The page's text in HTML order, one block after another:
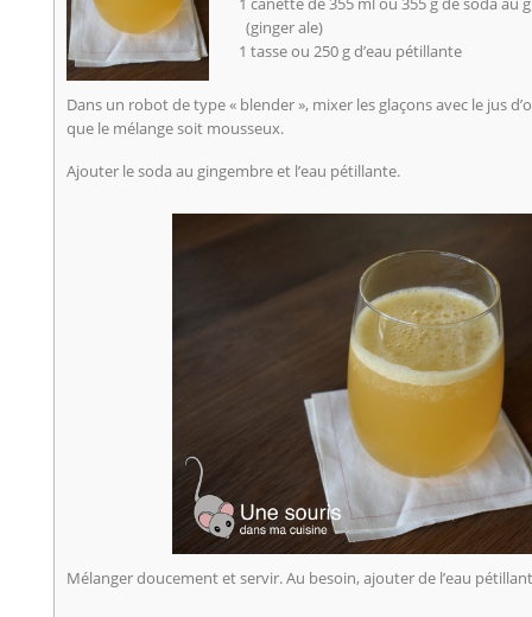
(ginger ale)
1 tasse ou 250 g d’eau pétillante
Dans un robot de type « blender », mixer les glaçons avec le jus
que le mélange soit mousseux.
Ajouter le soda au gingembre et l’eau pétillante.
Mélanger doucement et servir. Au besoin, ajouter de l’eau